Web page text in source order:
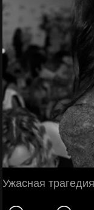
Ужасная